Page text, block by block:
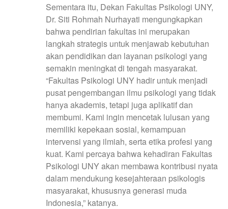
Sementara itu, Dekan Fakultas Psikologi UNY,
Dr. Siti Rohmah Nurhayati mengungkapkan
bahwa pendirian fakultas ini merupakan
langkah strategis untuk menjawab kebutuhan
akan pendidikan dan layanan psikologi yang
semakin meningkat di tengah masyarakat.
“Fakultas Psikologi UNY hadir untuk menjadi
pusat pengembangan ilmu psikologi yang tidak
hanya akademis, tetapi juga aplikatif dan
membumi. Kami ingin mencetak lulusan yang
memiliki kepekaan sosial, kemampuan
intervensi yang ilmiah, serta etika profesi yang
kuat. Kami percaya bahwa kehadiran Fakultas
Psikologi UNY akan membawa kontribusi nyata
dalam mendukung kesejahteraan psikologis
masyarakat, khususnya generasi muda
Indonesia,” katanya.